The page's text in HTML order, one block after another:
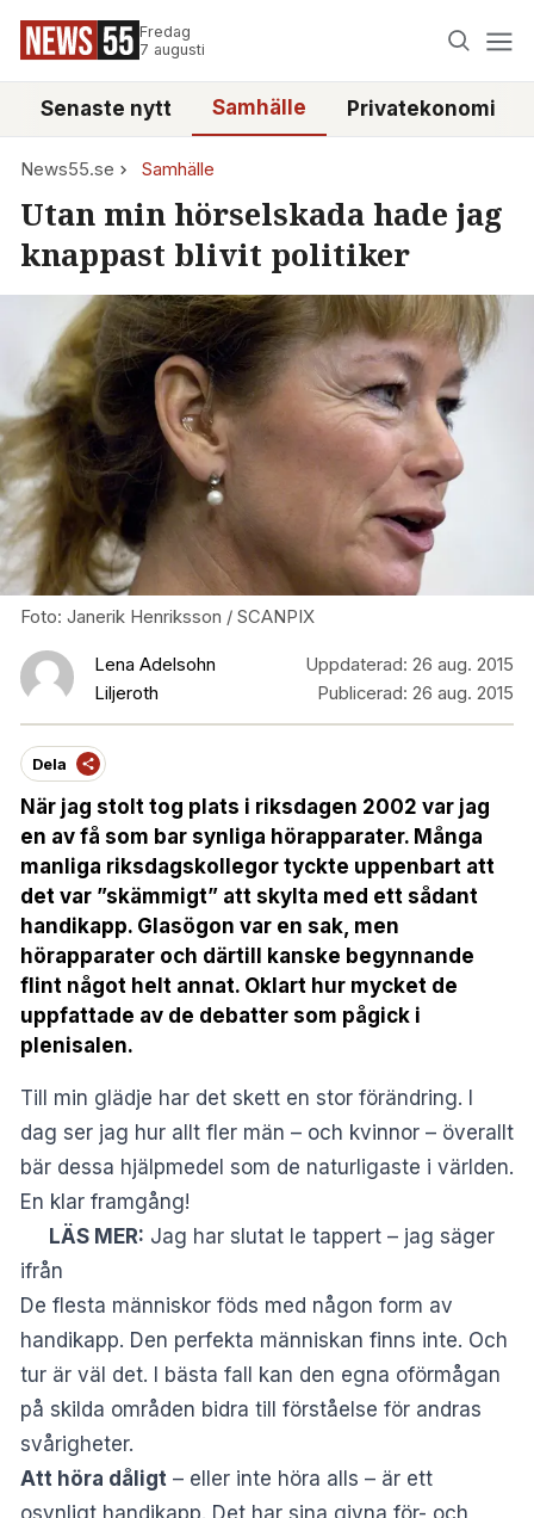
Fredag
7 augusti
Senaste nytt Samhälle Privatekonomi
News55.se Samhälle
Utan min hörselskada hade jag
knappast blivit politiker
Foto: Janerik Henriksson / SCANPIX
Lena Adelsohn
Liljeroth
Uppdaterad: 26 aug. 2015
Publicerad: 26 aug. 2015
Dela
När jag stolt tog plats i riksdagen 2002 var jag
en av få som bar synliga hörapparater. Många
manliga riksdagskollegor tyckte uppenbart att
det var ”skämmigt” att skylta med ett sådant
handikapp. Glasögon var en sak, men
hörapparater och därtill kanske begynnande
flint något helt annat. Oklart hur mycket de
uppfattade av de debatter som pågick i
plenisalen.
Till min glädje har det skett en stor förändring. I
dag ser jag hur allt fler män – och kvinnor – överallt
bär dessa hjälpmedel som de naturligaste i världen.
En klar framgång!
LÄS MER: Jag har slutat le tappert – jag säger
ifrån
De flesta människor föds med någon form av
handikapp. Den perfekta människan finns inte. Och
tur är väl det. I bästa fall kan den egna oförmågan
på skilda områden bidra till förståelse för andras
svårigheter.
Att höra dåligt – eller inte höra alls – är ett
osynligt handikapp. Det har sina givna för- och